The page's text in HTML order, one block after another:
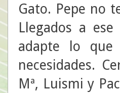
Gato. Pepe no
Llegados a
adapte lo que
necesidades.
Mª, Luismi y